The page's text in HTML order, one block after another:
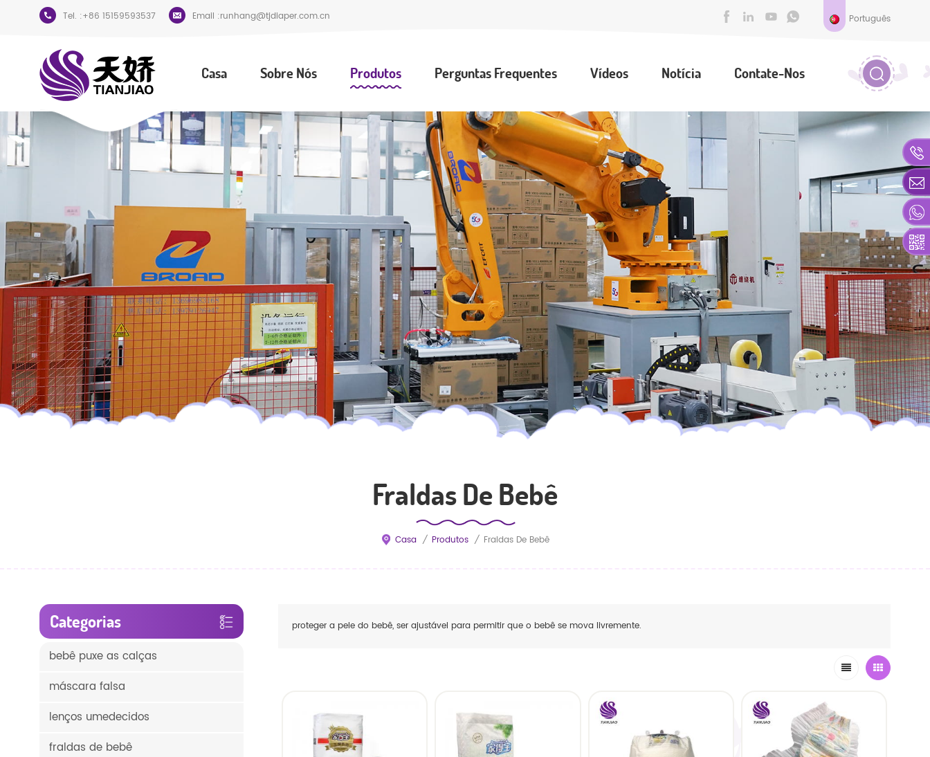
Tel. :+86 15159593537 Email :runhang@tjdiaper.com.cn Português
Casa Sobre Nós Produtos Perguntas Frequentes Vídeos Notícia Contate-Nos
Fraldas De Bebê
Casa / Produtos / Fraldas De Bebê
proteger a pele do bebê, ser ajustável para permitir que o bebê se mova livremente.
Categorias
bebê puxe as calças
máscara falsa
lenços umedecidos
fraldas de bebê